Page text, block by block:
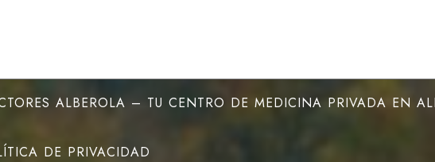
ALBEROLA – TU CENTRO DE MEDICINA PRIVADA EN
DE PRIVACIDAD